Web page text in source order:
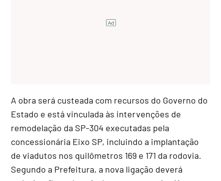
A obra será custeada com recursos do Governo do
Estado e está vinculada às intervenções de
remodelação da SP-304 executadas pela
concessionária Eixo SP, incluindo a implantação
de viadutos nos quilômetros 169 e 171 da rodovia.
Segundo a Prefeitura, a nova ligação deverá